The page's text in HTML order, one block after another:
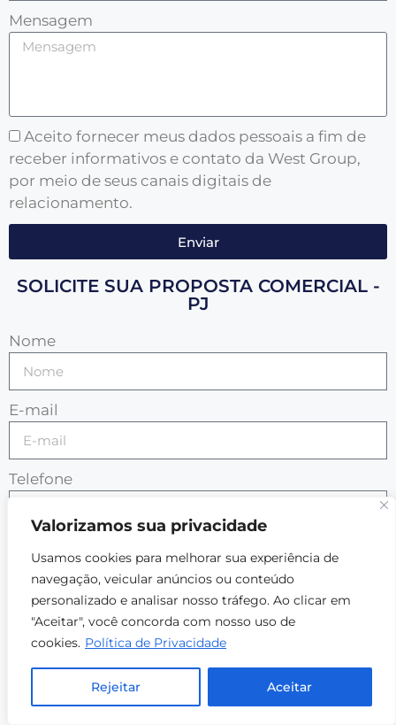
Valorizamos sua privacidade
Usamos cookies para melhorar sua experiência de
navegação, veicular anúncios ou conteúdo
personalizado e analisar nosso tráfego. Ao clicar em
"Aceitar", você concorda com nosso uso de
cookies. Política de Privacidade
Rejeitar Aceitar
Mensagem
Aceito fornecer meus dados pessoais a fim de
receber informativos e contato da West Group,
por meio de seus canais digitais de
relacionamento.
Enviar
SOLICITE SUA PROPOSTA COMERCIAL -
PJ
Nome
E-mail
Telefone
Aceito fornecer meus dados pessoais a fim de
receber informativos e contato da West Group,
por meio de seus canais digitais de
Localização
ENTRE EM
CONTATO